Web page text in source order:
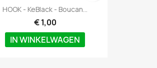
HOOK - KeBlack - Boucan...
€ 1,00
IN WINKELWAGEN